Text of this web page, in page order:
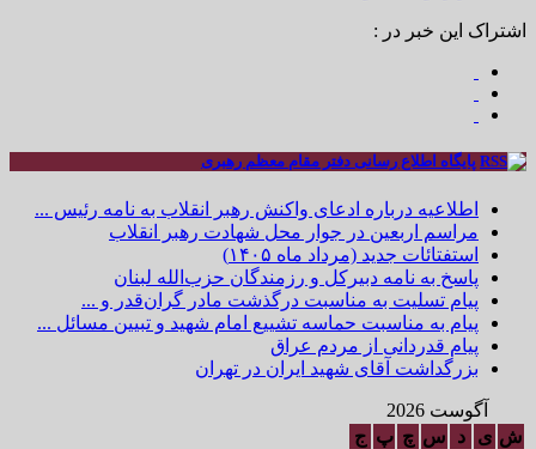
اشتراک این خبر در :
پایگاه اطلاع رسانی دفتر مقام معظم رهبری
اطلاعیه درباره ادعای واکنش رهبر انقلاب به نامه رئیس ...
مراسم اربعین در جوار محل شهادت رهبر انقلاب
استفتائات جدید (مرداد ماه ۱۴۰۵)
پاسخ به نامه دبیرکل و رزمندگان حزب‌الله لبنان
پیام تسلیت به مناسبت درگذشت مادر گران‌قدر و ...
پیام به مناسبت حماسه تشییع امام شهید و تبیین مسائل ...
پیام قدردانی از مردم عراق
بزرگداشت آقای شهید ایران در تهران
آگوست 2026
ش ی د س چ پ ج